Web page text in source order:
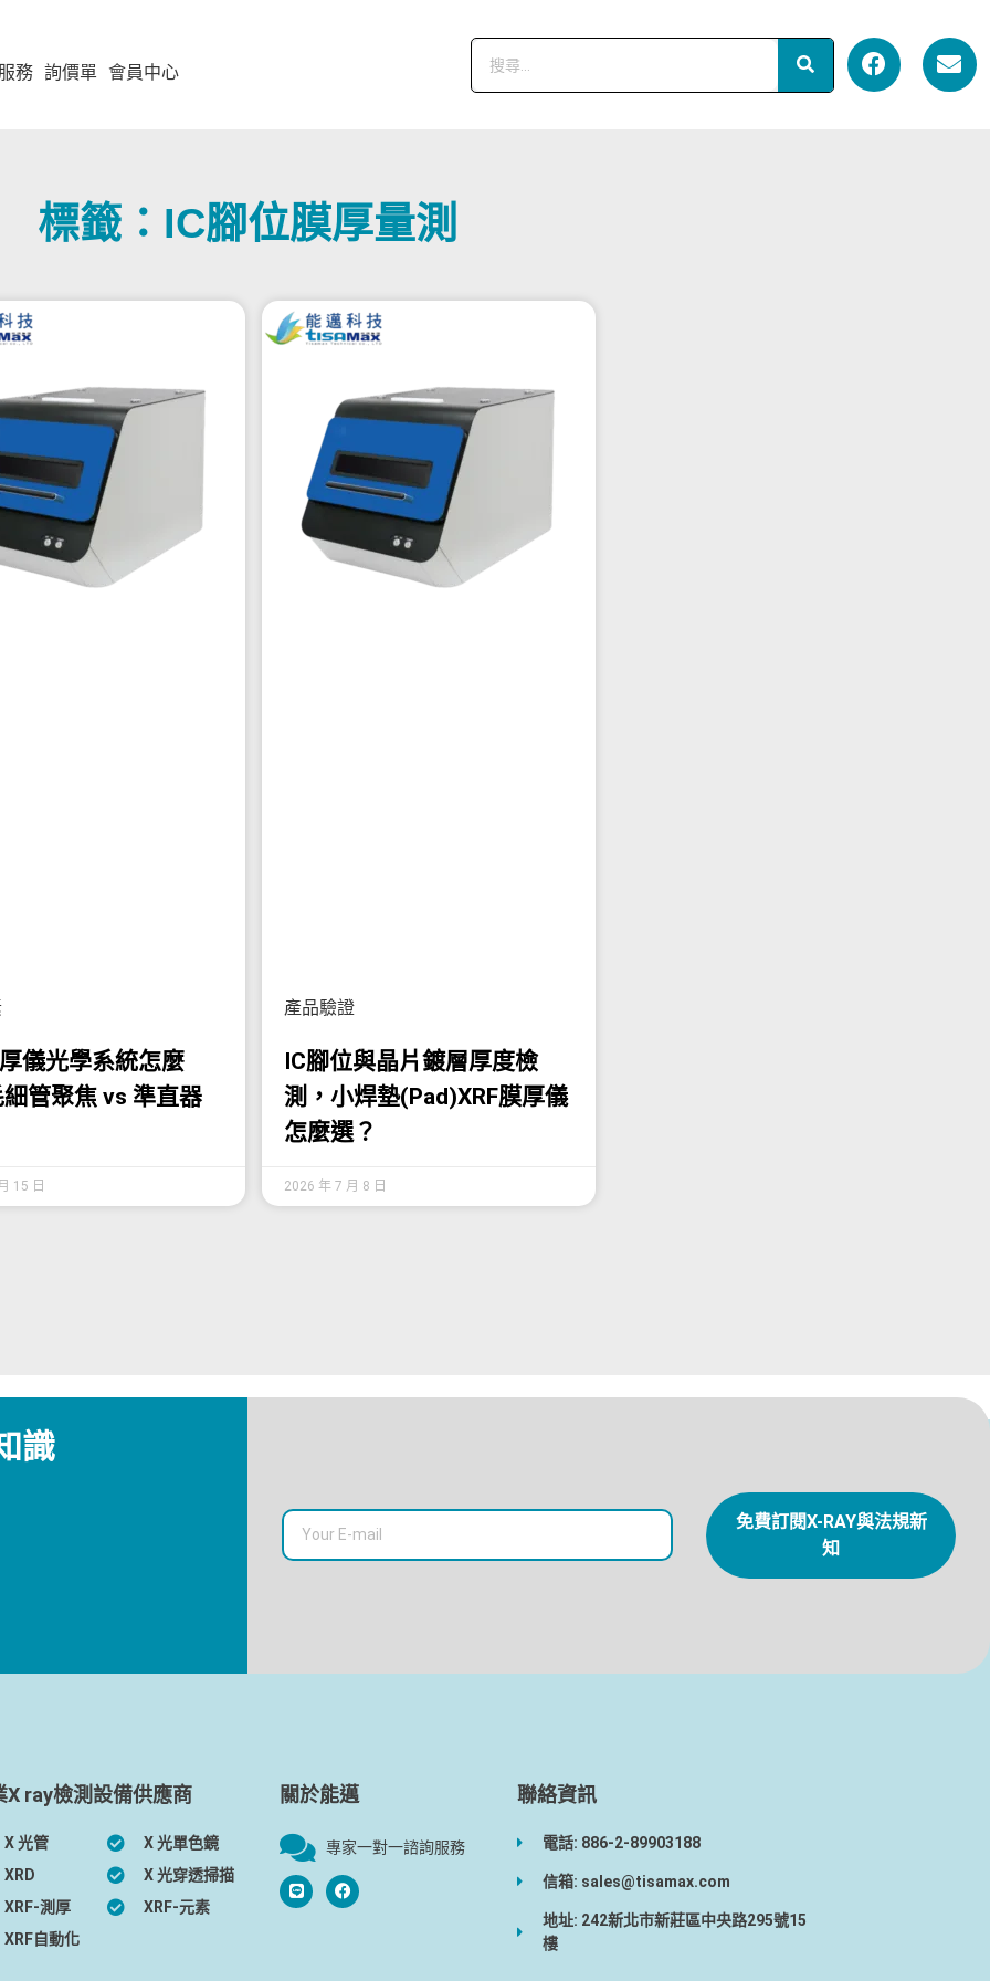
務 詢價單 會員中心
標籤：IC腳位膜厚量測
儀光學系統怎麼
管聚焦 vs 準直器
15 日
產品驗證
IC腳位與晶片鍍層厚度檢
測，小焊墊(Pad)XRF膜厚儀
怎麼選？
2026 年 7 月 8 日
識
免費訂閱X-RAY與法規新
知
X ray檢測設備供應商
光管
測厚
自動化
X 光單色鏡
X 光穿透掃描
XRF-元素
關於能邁
專家一對一諮詢服務
聯絡資訊
電話: 886-2-89903188
信箱: sales@tisamax.com
地址: 242新北市新莊區中央路295號15
樓